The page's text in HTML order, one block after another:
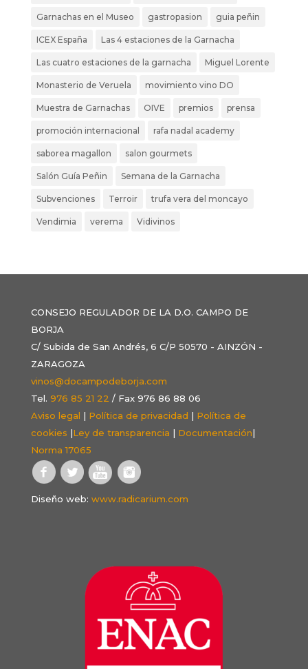
Garnachas en el Museo gastropasion guia peñin
ICEX España Las 4 estaciones de la Garnacha
Las cuatro estaciones de la garnacha Miguel Lorente
Monasterio de Veruela movimiento vino DO
Muestra de Garnachas OIVE premios prensa
promoción internacional rafa nadal academy
saborea magallon salon gourmets
Salón Guía Peñin Semana de la Garnacha
Subvenciones Terroir trufa vera del moncayo
Vendimia verema Vidivinos
CONSEJO REGULADOR DE LA D.O. CAMPO DE
BORJA
C/ Subida de San Andrés, 6 C/P 50570 - AINZÓN -
ZARAGOZA
vinos@docampodeborja.com
Tel. 976 85 21 22 / Fax 976 86 88 06
Aviso legal | Política de privacidad | Política de
cookies |Ley de transparencia | Documentación|
Norma 17065
Diseño web: www.radicarium.com